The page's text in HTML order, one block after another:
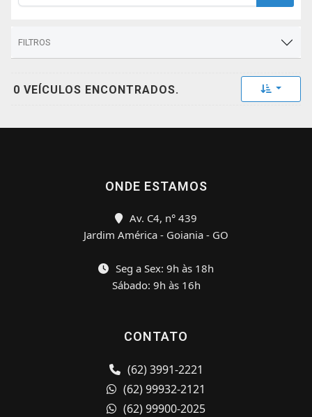
FILTROS
0 VEÍCULOS ENCONTRADOS. Toggle
ONDE ESTAMOS
Av. C4, n° 439
Jardim América - Goiania - GO
Seg a Sex: 9h às 18h
Sábado: 9h às 16h
CONTATO
(62) 3991-2221
(62) 99932-2121
(62) 99900-2025